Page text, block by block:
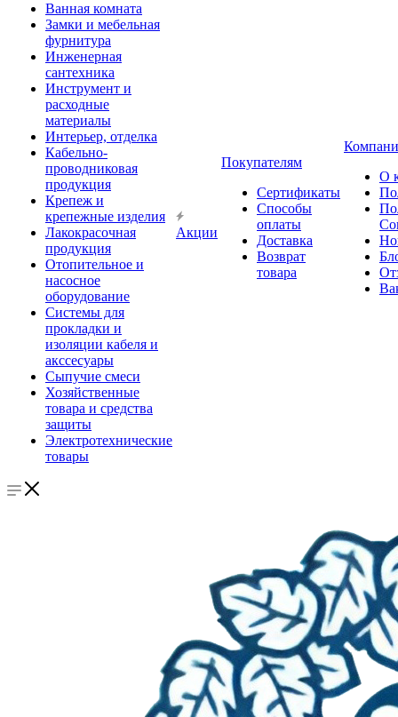
Ванная комната
Замки и мебельная
фурнитура
Инженерная
сантехника
Инструмент и
расходные
материалы
Интерьер, отделка
Кабельно-
проводниковая
продукция
Крепеж и
крепежные изделия
Лакокрасочная
продукция
Отопительное и
насосное
оборудование
Системы для
прокладки и
изоляции кабеля и
акссесуары
Сыпучие смеси
Хозяйственные
товара и средства
защиты
Электротехнические
товары
Акции
Покупателям
Сертификаты
Способы
оплаты
Доставка
Возврат
товара
О